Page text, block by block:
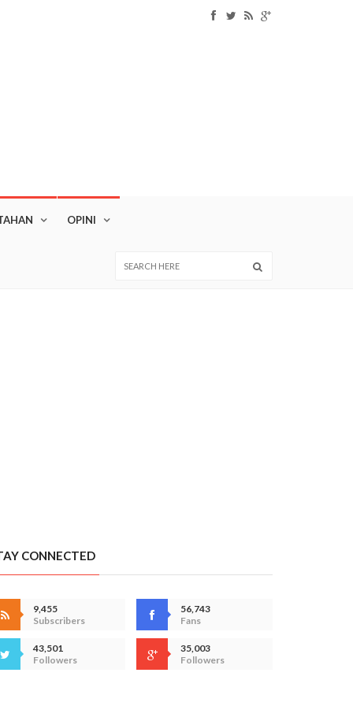
OPINI
CONNECTED
9,455
Subscribers
56,743
Fans
43,501
Followers
35,003
Followers